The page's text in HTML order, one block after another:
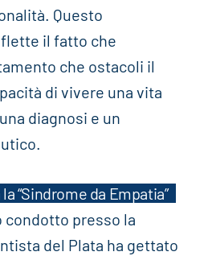
Questo
il fatto che
che ostacoli il
di vivere una vita
diagnosi e un
“Sindrome da Empatia”
condotto presso la
del Plata ha gettato